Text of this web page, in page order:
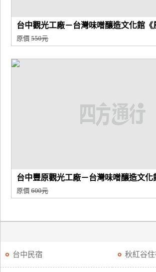
計
商
台中觀光工廠－台灣味噌釀造文化館《
原價550元
台中豐原觀光工廠－台灣味噌釀造文化
原價600元
台中民宿 秋紅谷住